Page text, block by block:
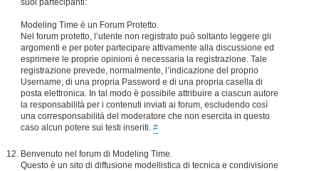
suoi partecipanti:
Modeling Time è un Forum Protetto.
Nel forum protetto, l’utente non registrato può soltanto leggere gli
argomenti e per poter partecipare attivamente alla discussione ed
esprimere le proprie opinioni è necessaria la registrazione. Tale
registrazione prevede, normalmente, l’indicazione del proprio
Username, di una propria Password e di una propria casella di
posta elettronica. In tal modo è possibile attribuire a ciascun autore
la responsabilità per i contenuti inviati ai forum, escludendo così
una corresponsabilità del moderatore che non esercita in questo
caso alcun potere sui testi inseriti. #
Benvenuto nel forum di Modeling Time.
Questo è un sito di diffusione modellistica di tecnica e condivisione